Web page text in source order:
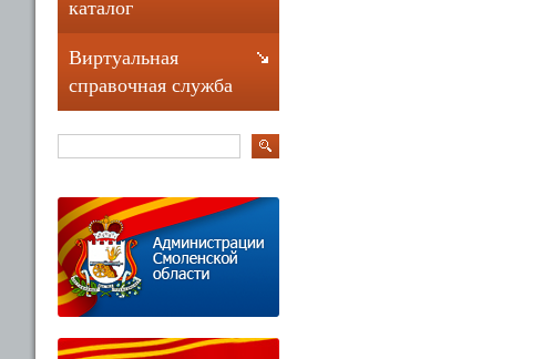
каталог
Виртуальная
справочная служба